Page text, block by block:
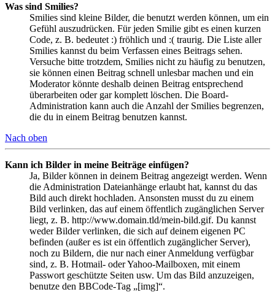
Was sind Smilies?
Smilies sind kleine Bilder, die benutzt werden können, um ein
Gefühl auszudrücken. Für jeden Smilie gibt es einen kurzen
Code, z. B. bedeutet :) fröhlich und :( traurig. Die Liste aller
Smilies kannst du beim Verfassen eines Beitrags sehen.
Versuche bitte trotzdem, Smilies nicht zu häufig zu benutzen,
sie können einen Beitrag schnell unlesbar machen und ein
Moderator könnte deshalb deinen Beitrag entsprechend
überarbeiten oder gar komplett löschen. Die Board-
Administration kann auch die Anzahl der Smilies begrenzen,
die du in einem Beitrag benutzen kannst.
Nach oben
Kann ich Bilder in meine Beiträge einfügen?
Ja, Bilder können in deinem Beitrag angezeigt werden. Wenn
die Administration Dateianhänge erlaubt hat, kannst du das
Bild auch direkt hochladen. Ansonsten musst du zu einem
Bild verlinken, das auf einem öffentlich zugänglichen Server
liegt, z. B. http://www.domain.tld/mein-bild.gif. Du kannst
weder Bilder verlinken, die sich auf deinem eigenen PC
befinden (außer es ist ein öffentlich zugänglicher Server),
noch zu Bildern, die nur nach einer Anmeldung verfügbar
sind, z. B. Hotmail- oder Yahoo-Mailboxen, mit einem
Passwort geschützte Seiten usw. Um das Bild anzuzeigen,
benutze den BBCode-Tag „[img]“.